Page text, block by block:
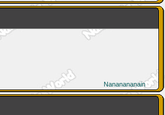
Nananananain